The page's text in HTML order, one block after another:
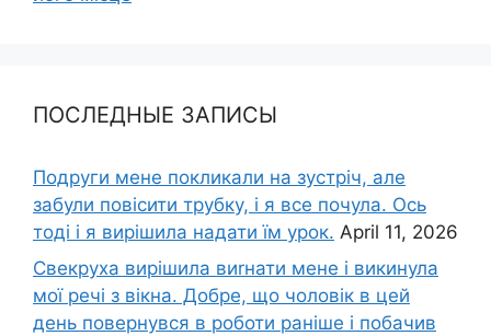
ПОСЛЕДНЫЕ ЗАПИСЫ
Подруги мене покликали на зустріч, але
забули повісити трубку, і я все почула. Ось
тоді і я вирішила надати їм урок. April 11, 2026
Свекруха вирішила виrнати мене і викинула
мої речі з вікна. Добре, що чоловік в цей
день повернувся в роботи раніше і побачив